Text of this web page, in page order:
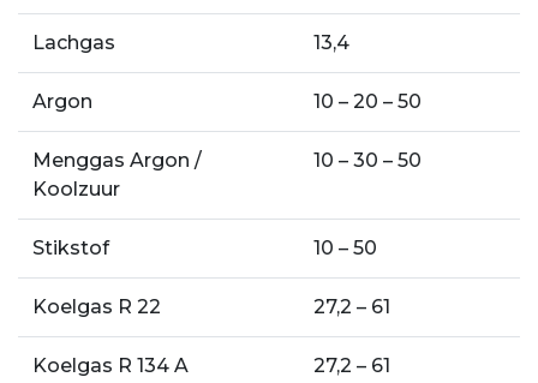
Lachgas 13,4
Argon 10 – 20 – 50
Menggas Argon /
Koolzuur
10 – 30 – 50
Stikstof 10 – 50
Koelgas R 22 27,2 – 61
Koelgas R 134 A 27,2 – 61